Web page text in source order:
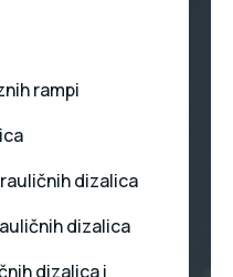
rampi
dizalica
dizalica
dizalica i